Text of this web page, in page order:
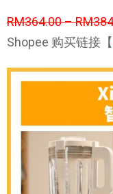
RM364.00 –
Shopee 购买链接【